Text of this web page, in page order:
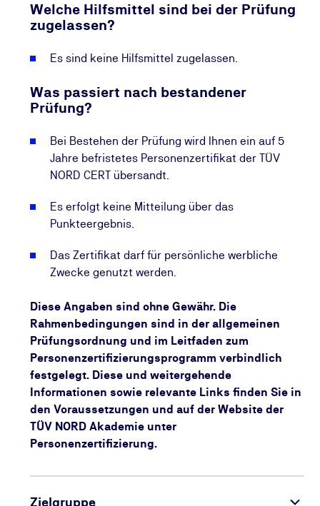
Welche Hilfsmittel sind bei der Prüfung
zugelassen?
Es sind keine Hilfsmittel zugelassen.
Was passiert nach bestandener
Prüfung?
Bei Bestehen der Prüfung wird Ihnen ein auf 5
Jahre befristetes Personenzertifikat der TÜV
NORD CERT übersandt.
Es erfolgt keine Mitteilung über das
Punkteergebnis.
Das Zertifikat darf für persönliche werbliche
Zwecke genutzt werden.
Diese Angaben sind ohne Gewähr. Die
Rahmenbedingungen sind in der allgemeinen
Prüfungsordnung und im Leitfaden zum
Personenzertifizierungsprogramm verbindlich
festgelegt. Diese und weitergehende
Informationen sowie relevante Links finden Sie in
den Voraussetzungen und auf der Website der
TÜV NORD Akademie unter
Personenzertifizierung.
Zielgruppe